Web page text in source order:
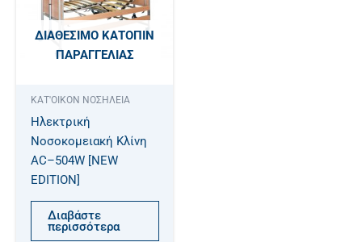
ΔΙΑΘΈΣΙΜΟ ΚΑΤΌΠΙΝ
ΠΑΡΑΓΓΕΛΊΑΣ
ΚΑΤ'ΟΙΚΟΝ ΝΟΣΗΛΕΙΑ
Ηλεκτρική
Νοσοκομειακή Κλίνη
AC–504W [NEW
EDITION]
Διαβάστε
περισσότερα